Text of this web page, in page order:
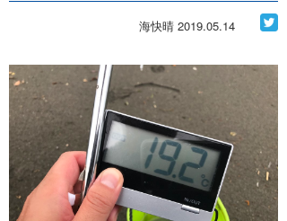
天気予報・概況
週間予報/天気図/他
ニュース
会員メニュー
海快晴 2019.05.14
コラム
ライター/寄稿メディア
海快晴
海快晴スタッフ